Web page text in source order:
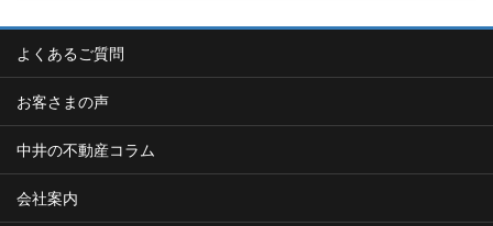
よくあるご質問
お客さまの声
中井の不動産コラム
会社案内